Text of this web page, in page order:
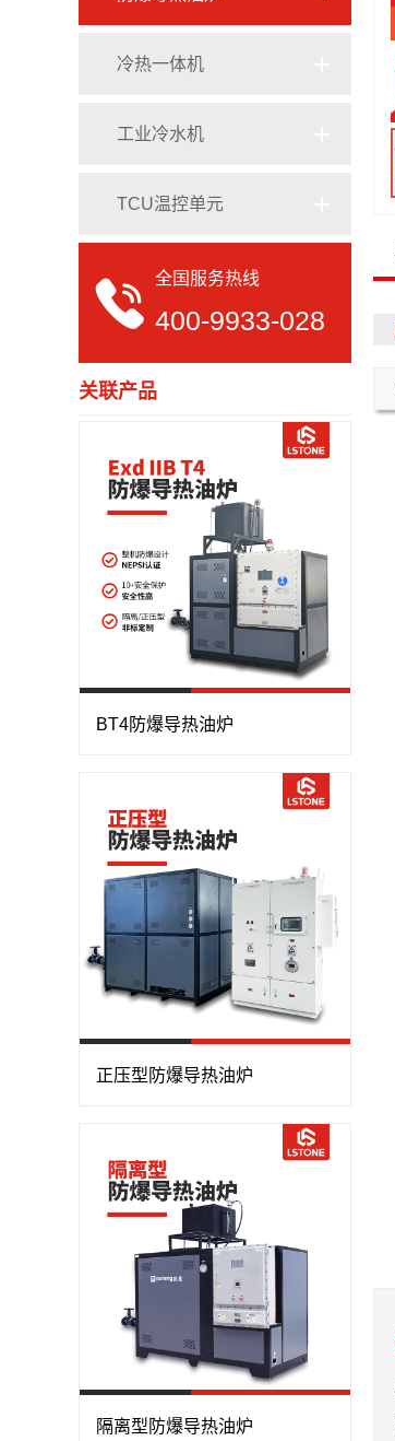
导热油电加热器
冷热一体机
工业冷水机
TCU温控单元
全国服务热线
400-9933-028
关联产品
BT4防爆导热油炉
正压型防爆导热油炉
隔离型防爆导热油炉